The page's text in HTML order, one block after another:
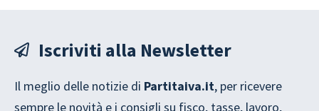
Iscriviti alla Newsletter
Il meglio delle notizie di Partitaiva.it, per ricevere
sempre le novità e i consigli su fisco, tasse, lavoro,